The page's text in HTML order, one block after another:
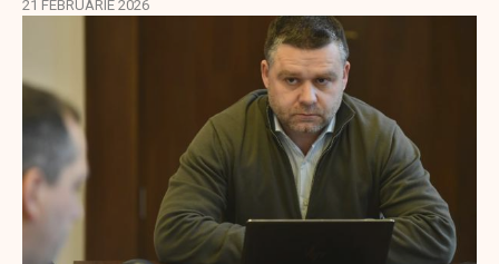
21 FEBRUARIE 2026